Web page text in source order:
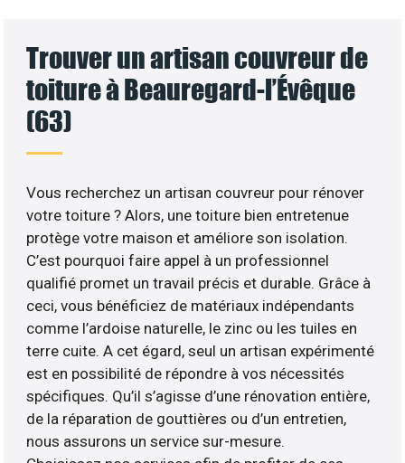
Trouver un artisan couvreur de
toiture à Beauregard-l’Évêque
(63)
Vous recherchez un artisan couvreur pour rénover
votre toiture ? Alors, une toiture bien entretenue
protège votre maison et améliore son isolation.
C’est pourquoi faire appel à un professionnel
qualifié promet un travail précis et durable. Grâce à
ceci, vous bénéficiez de matériaux indépendants
comme l’ardoise naturelle, le zinc ou les tuiles en
terre cuite. A cet égard, seul un artisan expérimenté
est en possibilité de répondre à vos nécessités
spécifiques. Qu’il s’agisse d’une rénovation entière,
de la réparation de gouttières ou d’un entretien,
nous assurons un service sur-mesure.